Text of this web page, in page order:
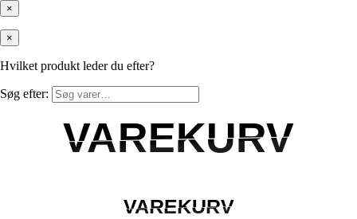
×
×
Hvilket produkt leder du efter?
Søg efter:
VAREKURV
VAREKURV
VAREKURV
VAREKURV